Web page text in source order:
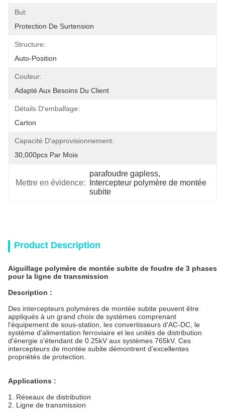
But:
Protection De Surtension
Structure:
Auto-Position
Couleur:
Adapté Aux Besoins Du Client
Détails D'emballage:
Carton
Capacité D'approvisionnement:
30,000pcs Par Mois
Mettre en évidence:
parafoudre gapless,
Intercepteur polymère de montée
subite
Product Description
Aiguillage polymère de montée subite de foudre de 3 phases
pour la ligne de transmission
Description :
Des intercepteurs polymères de montée subite peuvent être
appliqués à un grand choix de systèmes comprenant
l'équipement de sous-station, les convertisseurs d'AC-DC, le
système d'alimentation ferroviaire et les unités de distribution
d'énergie s'étendant de 0.25kV aux systèmes 765kV. Ces
intercepteurs de montée subite démontrent d'excellentes
propriétés de protection.
Applications :
1. Réseaux de distribution
2. Ligne de transmission